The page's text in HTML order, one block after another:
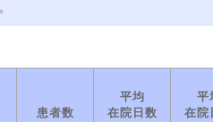
患者数
平均
在院日数
平
在院